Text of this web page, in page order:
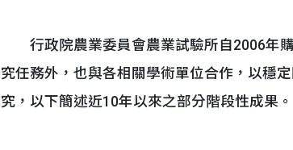
行政院農業委員會農業試驗所自2006年購
究任務外，也與各相關學術單位合作，以穩
究，以下簡述近10年以來之部分階段性成果。